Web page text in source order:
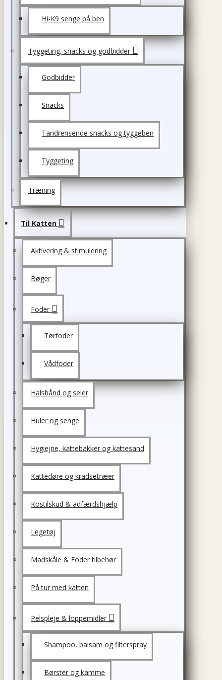
Hi-K9 senge på ben
Tyggeting, snacks og godbidder
Godbidder
Snacks
Tandrensende snacks og tyggeben
Tyggeting
Træning
Til Katten
Aktivering & stimulering
Bøger
Foder
Tørfoder
Vådfoder
Halsbånd og seler
Huler og senge
Hygiejne, kattebakker og kattesand
Kattedøre og kradsetræer
Kostilskud & adfærdshjælp
Legetøj
Madskåle & Foder tilbehør
På tur med katten
Pelspleje & loppemidler
Shampoo, balsam og filterspray
Børster og kamme